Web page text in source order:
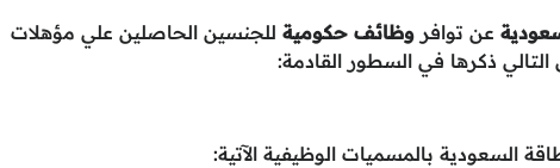
عن توافر وظائف حكومية للجنسين الحاصلين علي مؤهلات
ذكرها في السطور القادمة:
السعودية بالمسميات الوظيفية الآتية: